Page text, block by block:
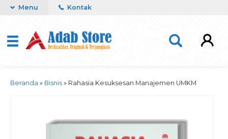
Menu Kontak
Beranda » Bisnis » Rahasia Kesuksesan Manajemen UMKM